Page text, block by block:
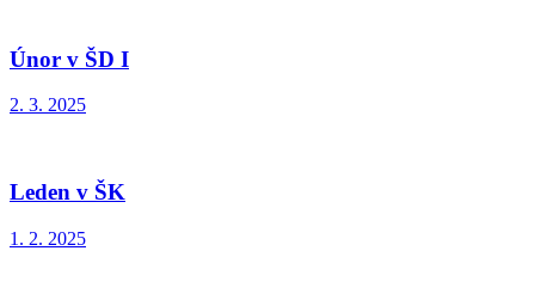
Únor v ŠD I
2. 3. 2025
Leden v ŠK
1. 2. 2025